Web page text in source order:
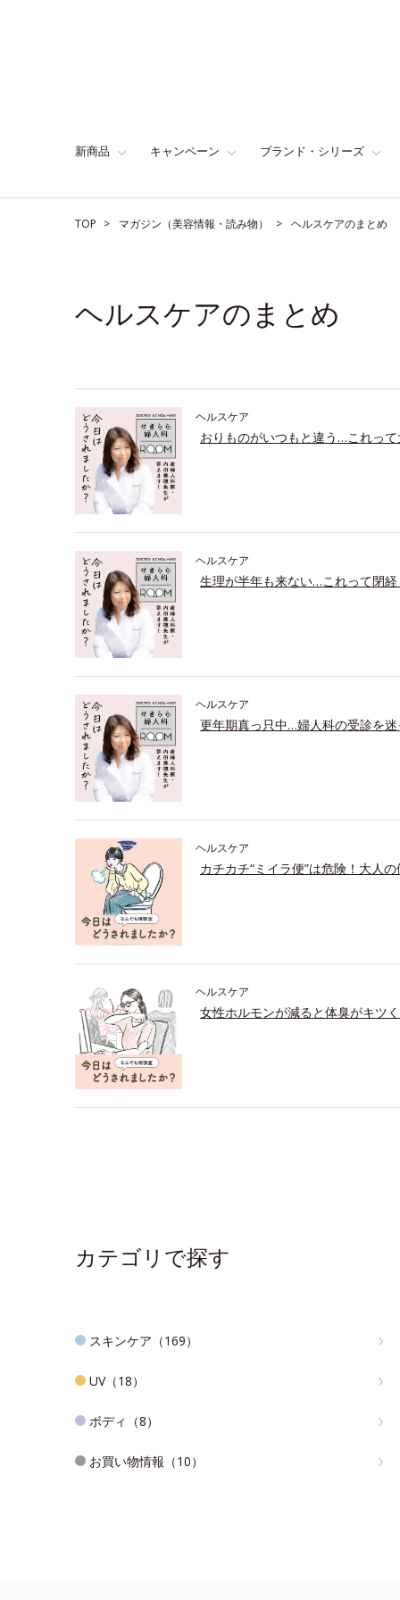
新商品 キャンペーン ブランド・シリーズ
TOP マガジン（美容情報・読み物） ヘルスケアのまとめ
ヘルスケアのまとめ
ヘルスケア
おりものがいつもと違う…これっ
ヘルスケア
生理が半年も来ない…これって閉経
ヘルスケア
更年期真っ只中…婦人科の受診を
ヘルスケア
カチカチ“ミイラ便”は危険！大人
ヘルスケア
女性ホルモンが減ると体臭がキツ
カテゴリで探す
スキンケア（169）
UV（18）
ボディ（8）
お買い物情報（10）